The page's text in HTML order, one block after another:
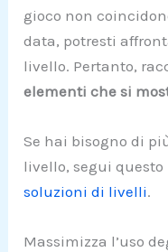
gioco non
data, potresti
livello. Pertanto,
elementi che si
Se hai bisogno di
livello, segui
soluzioni di livelli.
Massimizza l’uso